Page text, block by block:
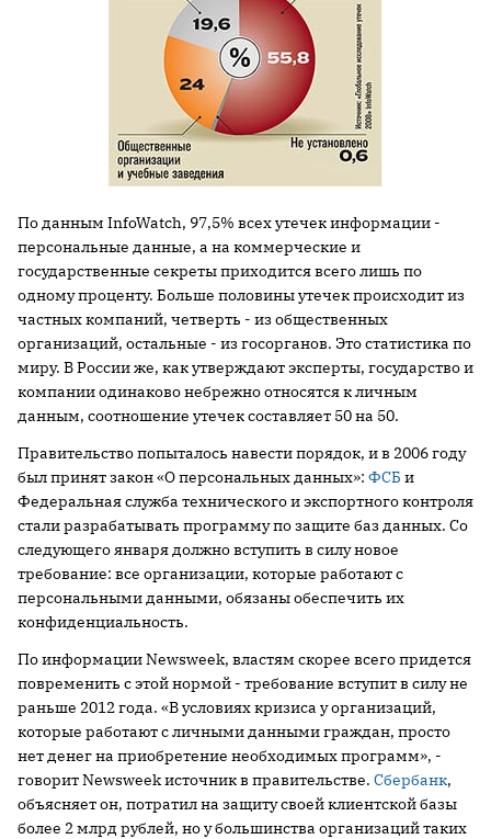
По данным InfoWatch, 97,5% всех утечек информации -
персональные данные, а на коммерческие и
государственные секреты приходится всего лишь по
одному проценту. Больше половины утечек происходит из
частных компаний, четверть - из общественных
организаций, остальные - из госорганов. Это статистика по
миру. В России же, как утверждают эксперты, государство и
компании одинаково небрежно относятся к личным
данным, соотношение утечек составляет 50 на 50.
Правительство попыталось навести порядок, и в 2006 году
был принят закон «О персональных данных»: ФСБ и
Федеральная служба технического и экспортного контроля
стали разрабатывать программу по защите баз данных. Со
следующего января должно вступить в силу новое
требование: все организации, которые работают с
персональными данными, обязаны обеспечить их
конфиденциальность.
По информации Newsweek, властям скорее всего придется
повременить с этой нормой - требование вступит в силу не
раньше 2012 года. «В условиях кризиса у организаций,
которые работают с личными данными граждан, просто
нет денег на приобретение необходимых программ», -
говорит Newsweek источник в правительстве. Сбербанк,
объясняет он, потратил на защиту своей клиентской базы
более 2 млрд рублей, но у большинства организаций таких